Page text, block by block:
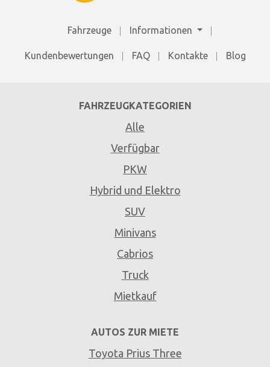
Fahrzeuge Informationen
Kundenbewertungen FAQ Kontakte Blog
FAHRZEUGKATEGORIEN
Alle
Verfügbar
PKW
Hybrid und Elektro
SUV
Minivans
Cabrios
Truck
Mietkauf
AUTOS ZUR MIETE
Toyota Prius Three